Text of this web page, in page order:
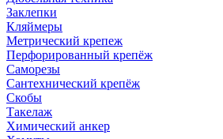
Заклепки
Кляймеры
Метрический крепеж
Перфорированный крепёж
Саморезы
Сантехнический крепёж
Скобы
Такелаж
Химический анкер